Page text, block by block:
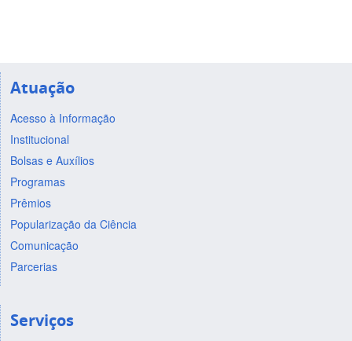
Atuação
Acesso à Informação
Institucional
Bolsas e Auxílios
Programas
Prêmios
Popularização da Ciência
Comunicação
Parcerias
Serviços